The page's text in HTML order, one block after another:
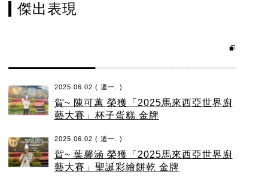
傑出表現
2025.06.02 ( 週一. )
賀~ 陳可蕙 榮獲「2025馬來西亞世界廚
藝大賽」杯子蛋糕 金牌
2025.06.02 ( 週一. )
賀~ 葉馨涵 榮獲「2025馬來西亞世界廚
藝大賽」聖誕彩繪餅乾 金牌